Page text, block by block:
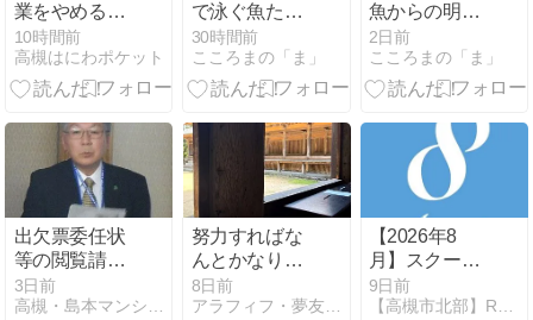
業をやめるな
ら｜税務署だ
けでなく市
税・府税への
10時間前
高槻はにわポケット
で泳ぐ魚たち
ASOKOさん
の「目玉焼き
のせ そばめ
30時間前
こころまの「ま」
魚からの明日
から「お盆休
み前半スター
ト」
2日前
こころまの「ま」
出欠票委任状
等の閲覧請求
について
3日前
努力すればな
んとかなりそ
うだと信じて
頑張っている
8日前
【2026年8
月】スクール
＆サロンメニ
ュー
9日前